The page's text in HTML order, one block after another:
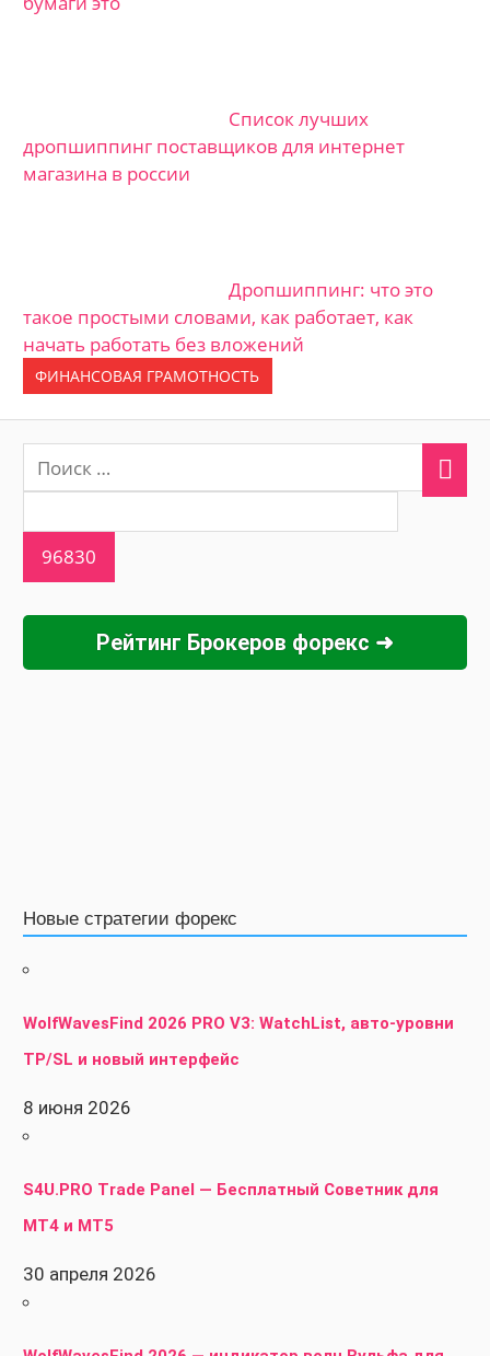
Список лучших
дропшиппинг поставщиков для интернет
магазина в россии
Дропшиппинг: что это
такое простыми словами, как работает, как
начать работать без вложений
ФИНАНСОВАЯ ГРАМОТНОСТЬ
Рейтинг Брокеров форекс ➜
Новые стратегии форекс
WolfWavesFind 2026 PRO V3: WatchList, авто-уровни
TP/SL и новый интерфейс
8 июня 2026
S4U.PRO Trade Panel — Бесплатный Советник для
MT4 и MT5
30 апреля 2026